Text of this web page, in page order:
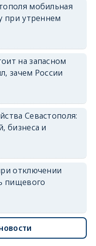
мобильная
при утреннем
на запасном
зачем России
Севастополя:
бизнеса и
отключении
пищевого